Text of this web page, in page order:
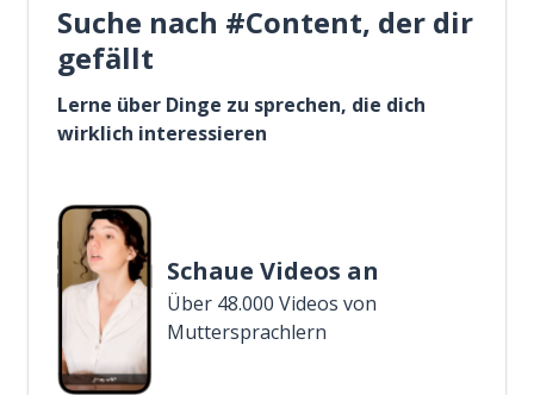
Suche nach #Content, der dir
gefällt
Lerne über Dinge zu sprechen, die dich
wirklich interessieren
Schaue Videos an
Über 48.000 Videos von
Muttersprachlern